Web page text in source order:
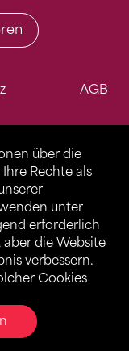
über die
Rechte als
unter
erforderlich
aber die Website
verbessern.
Cookies
AGB